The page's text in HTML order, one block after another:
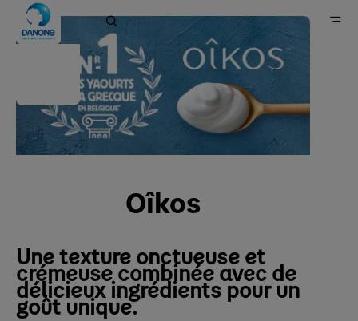
Danone en Belgique
Marques
Produits laitiers et d’origine végétale
Oîkos
Une texture onctueuse et
crémeuse combinée avec de
délicieux ingrédients pour un
goût unique.